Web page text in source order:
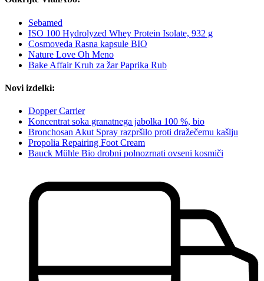
Sebamed
ISO 100 Hydrolyzed Whey Protein Isolate, 932 g
Cosmoveda Rasna kapsule BIO
Nature Love Oh Meno
Bake Affair Kruh za žar Paprika Rub
Novi izdelki:
Dopper Carrier
Koncentrat soka granatnega jabolka 100 %, bio
Bronchosan Akut Spray razpršilo proti dražečemu kašlju
Propolia Repairing Foot Cream
Bauck Mühle Bio drobni polnozrnati ovseni kosmiči